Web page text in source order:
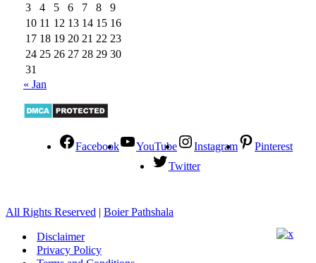
3
4 5 6 7 8
9
10 11 12 13 14 15 16
17 18 19 20 21 22 23
24 25 26 27 28 29 30
31
« Jan
Facebook YouTube Instagram
Pinterest
Twitter
All Rights Reserved | Boier Pathshala
Disclaimer
Privacy Policy